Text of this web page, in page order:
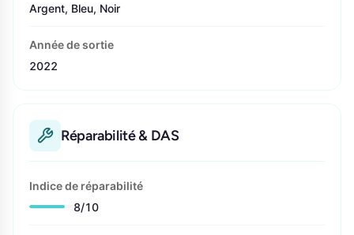
Argent, Bleu, Noir
Année de sortie
2022
Réparabilité & DAS
Indice de réparabilité
8/10